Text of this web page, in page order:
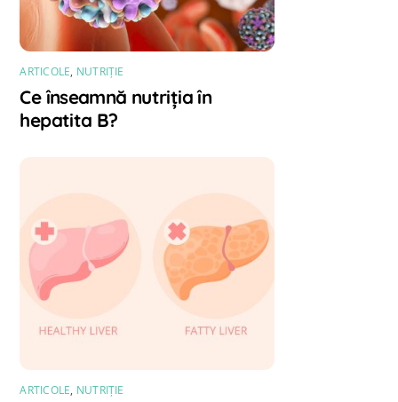
ARTICOLE, NUTRIȚIE
Ce înseamnă nutriția în
hepatita B?
ARTICOLE, NUTRIȚIE